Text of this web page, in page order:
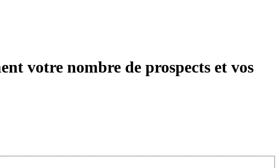
votre nombre de prospects et vos